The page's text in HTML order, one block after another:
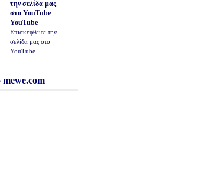
YouTube
Επισκεφθείτε την
σελίδα μας στο
YouTube
mewe.com